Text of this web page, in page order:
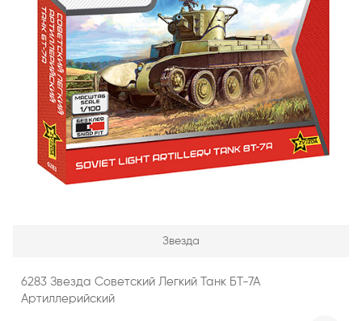
Звезда
6283 Звезда Советский Легкий Танк БТ-7А
Артиллерийский